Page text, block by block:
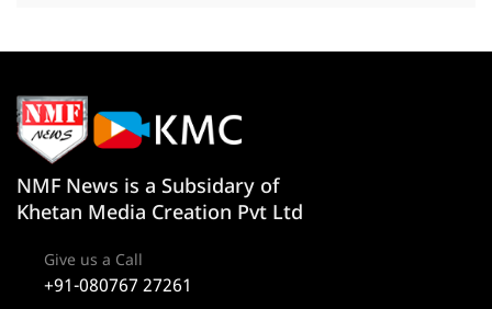
NMF News is a Subsidary of
Khetan Media Creation Pvt Ltd
Give us a Call
+91-080767 27261